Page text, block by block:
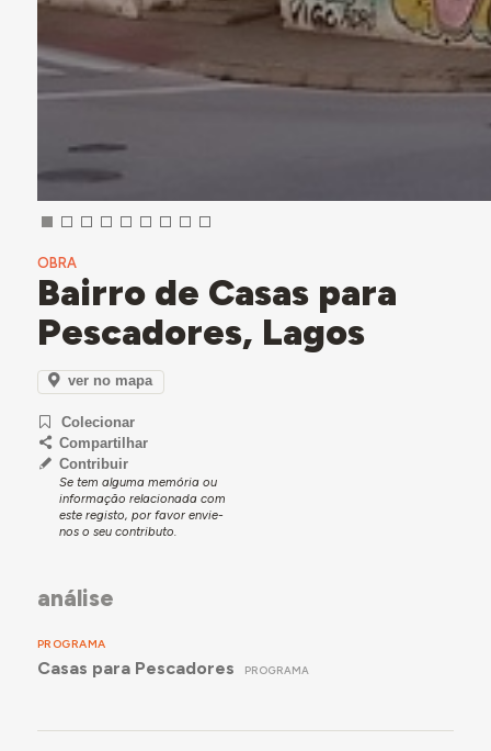
OBRA
Bairro de Casas para
Pescadores, Lagos
ver no mapa
Colecionar
Compartilhar
Contribuir
Se tem alguma memória ou
informação relacionada com
este registo, por favor envie-
nos o seu contributo.
análise
PROGRAMA
Casas para Pescadores PROGRAMA